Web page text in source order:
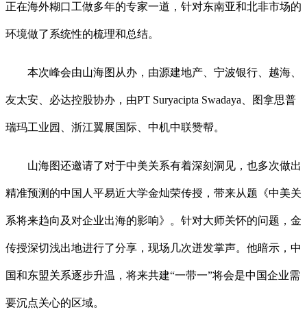
正在海外糊口工做多年的专家一道，针对东南亚和北非市场的
环境做了系统性的梳理和总结。
本次峰会由山海图从办，由源建地产、宁波银行、越海、
友太安、必达控股协办，由PT Suryacipta Swadaya、图拿思普
瑞玛工业园、浙江翼展国际、中机中联赞帮。
山海图还邀请了对于中美关系有着深刻洞见，也多次做出
精准预测的中国人平易近大学金灿荣传授，带来从题《中美关
系将来趋向及对企业出海的影响》。针对大师关怀的问题，金
传授深切浅出地进行了分享，现场几次迸发掌声。他暗示，中
国和东盟关系逐步升温，将来共建“一带一”将会是中国企业需
要沉点关心的区域。